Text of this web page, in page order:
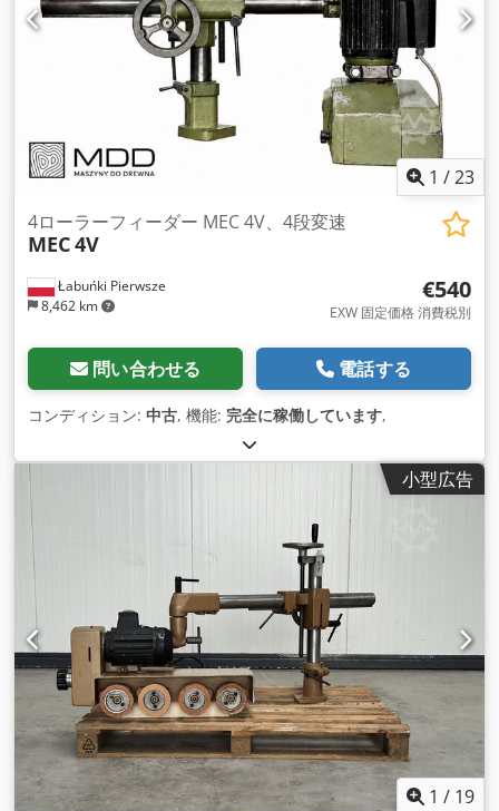
1 /23
Łabuńki Pierwsze
8,462 km
4ローラーフィーダー MEC 4V、4段変速
MEC4V
€540
EXW 固定価格 消費税別
問い合わせる 電話する
コンディション: 中古, 機能: 完全に稼働しています,
小型広告
1 / 19